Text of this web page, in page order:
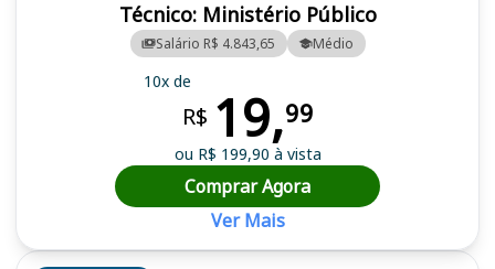
Técnico: Ministério Público
Salário R$ 4.843,65 Médio
10x de
R$ 19,99
ou R$ 199,90 à vista
Comprar Agora
Ver Mais